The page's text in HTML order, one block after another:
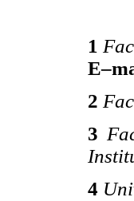
1
2
3
4